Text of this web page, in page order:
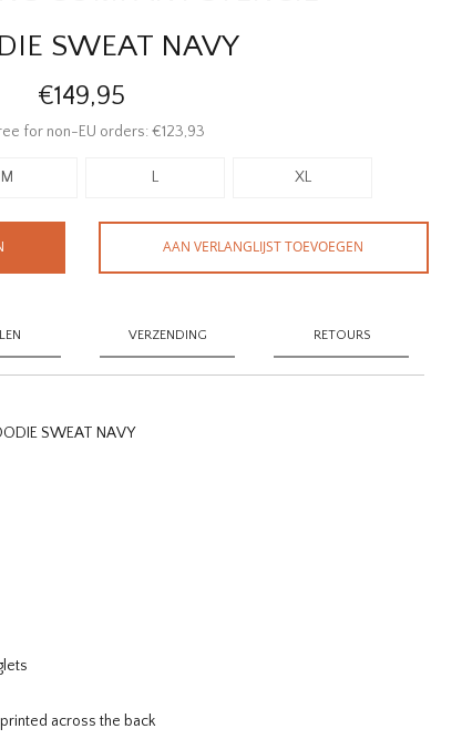
SWEAT NAVY
€149,95
for non-EU orders: €123,93
M L XL
AAN VERLANGLIJST TOEVOEGEN
VERZENDING RETOURS
SWEAT NAVY
across the back